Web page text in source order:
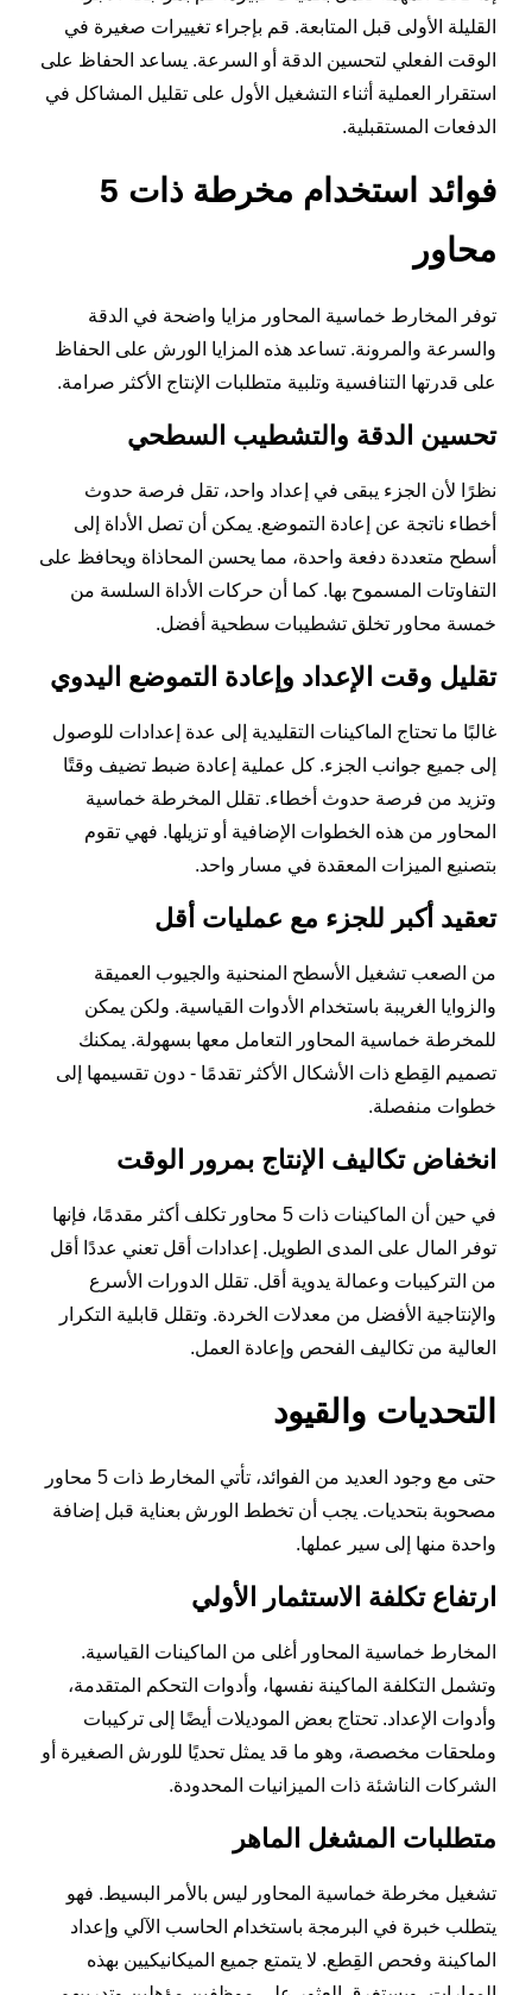
القليلة الأولى قبل المتابعة. قم بإجراء تغييرات صغيرة في
الوقت الفعلي لتحسين الدقة أو السرعة. يساعد الحفاظ على
استقرار العملية أثناء التشغيل الأول على تقليل المشاكل في
الدفعات المستقبلية.
فوائد استخدام مخرطة ذات 5
محاور
توفر المخارط خماسية المحاور مزايا واضحة في الدقة
والسرعة والمرونة. تساعد هذه المزايا الورش على الحفاظ
على قدرتها التنافسية وتلبية متطلبات الإنتاج الأكثر صرامة.
تحسين الدقة والتشطيب السطحي
نظرًا لأن الجزء يبقى في إعداد واحد، تقل فرصة حدوث
أخطاء ناتجة عن إعادة التموضع. يمكن أن تصل الأداة إلى
أسطح متعددة دفعة واحدة، مما يحسن المحاذاة ويحافظ على
التفاوتات المسموح بها. كما أن حركات الأداة السلسة من
خمسة محاور تخلق تشطيبات سطحية أفضل.
تقليل وقت الإعداد وإعادة التموضع اليدوي
غالبًا ما تحتاج الماكينات التقليدية إلى عدة إعدادات للوصول
إلى جميع جوانب الجزء. كل عملية إعادة ضبط تضيف وقتًا
وتزيد من فرصة حدوث أخطاء. تقلل المخرطة خماسية
المحاور من هذه الخطوات الإضافية أو تزيلها. فهي تقوم
بتصنيع الميزات المعقدة في مسار واحد.
تعقيد أكبر للجزء مع عمليات أقل
من الصعب تشغيل الأسطح المنحنية والجيوب العميقة
والزوايا الغريبة باستخدام الأدوات القياسية. ولكن يمكن
للمخرطة خماسية المحاور التعامل معها بسهولة. يمكنك
تصميم القِطع ذات الأشكال الأكثر تقدمًا - دون تقسيمها إلى
خطوات منفصلة.
انخفاض تكاليف الإنتاج بمرور الوقت
في حين أن الماكينات ذات 5 محاور تكلف أكثر مقدمًا، فإنها
توفر المال على المدى الطويل. إعدادات أقل تعني عددًا أقل
من التركيبات وعمالة يدوية أقل. تقلل الدورات الأسرع
والإنتاجية الأفضل من معدلات الخردة. وتقلل قابلية التكرار
العالية من تكاليف الفحص وإعادة العمل.
التحديات والقيود
حتى مع وجود العديد من الفوائد، تأتي المخارط ذات 5 محاور
مصحوبة بتحديات. يجب أن تخطط الورش بعناية قبل إضافة
واحدة منها إلى سير عملها.
ارتفاع تكلفة الاستثمار الأولي
المخارط خماسية المحاور أغلى من الماكينات القياسية.
وتشمل التكلفة الماكينة نفسها، وأدوات التحكم المتقدمة،
وأدوات الإعداد. تحتاج بعض الموديلات أيضًا إلى تركيبات
وملحقات مخصصة، وهو ما قد يمثل تحديًا للورش الصغيرة أو
الشركات الناشئة ذات الميزانيات المحدودة.
متطلبات المشغل الماهر
تشغيل مخرطة خماسية المحاور ليس بالأمر البسيط. فهو
يتطلب خبرة في البرمجة باستخدام الحاسب الآلي وإعداد
الماكينة وفحص القِطع. لا يتمتع جميع الميكانيكيين بهذه